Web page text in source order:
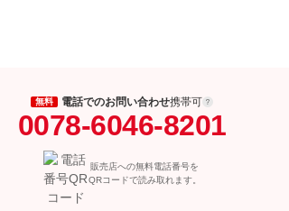
無料 電話でのお問い合わせ携帯可
0078-6046-8201
販売店への無料電話番号を
QRコードで読み取れます。